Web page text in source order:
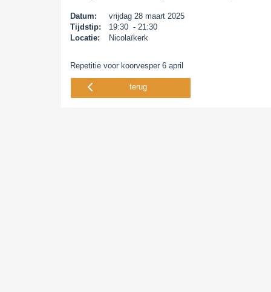
Datum:
vrijdag 28 maart 2025
Tijdstip:
19:30 - 21:30
Locatie:
Nicolaïkerk
Repetitie voor koorvesper 6 april
terug